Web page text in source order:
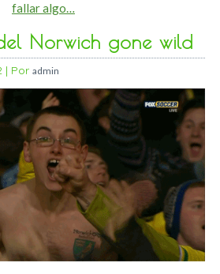
fallar algo…
Norwich gone wild
| Por admin